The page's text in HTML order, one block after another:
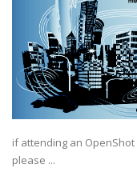
if attending an OpenShot
please ...